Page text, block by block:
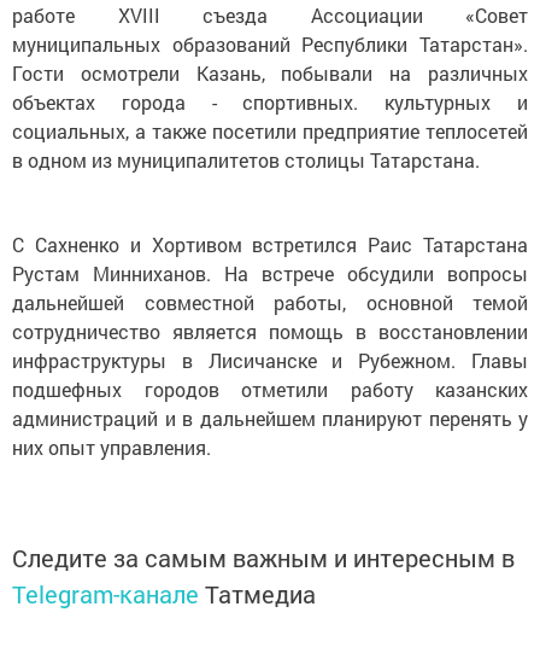
работе XVIII съезда Ассоциации «Совет
муниципальных образований Республики Татарстан».
Гости осмотрели Казань, побывали на различных
объектах города - спортивных. культурных и
социальных, а также посетили предприятие теплосетей
в одном из муниципалитетов столицы Татарстана.
С Сахненко и Хортивом встретился Раис Татарстана
Рустам Минниханов. На встрече обсудили вопросы
дальнейшей совместной работы, основной темой
сотрудничество является помощь в восстановлении
инфраструктуры в Лисичанске и Рубежном. Главы
подшефных городов отметили работу казанских
администраций и в дальнейшем планируют перенять у
них опыт управления.
Следите за самым важным и интересным в
Telegram-канале Татмедиа